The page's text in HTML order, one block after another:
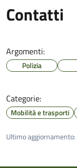
Contatti
Argomenti:
Polizia
Categorie:
Mobilità e trasporti
Ultimo aggiornamento: